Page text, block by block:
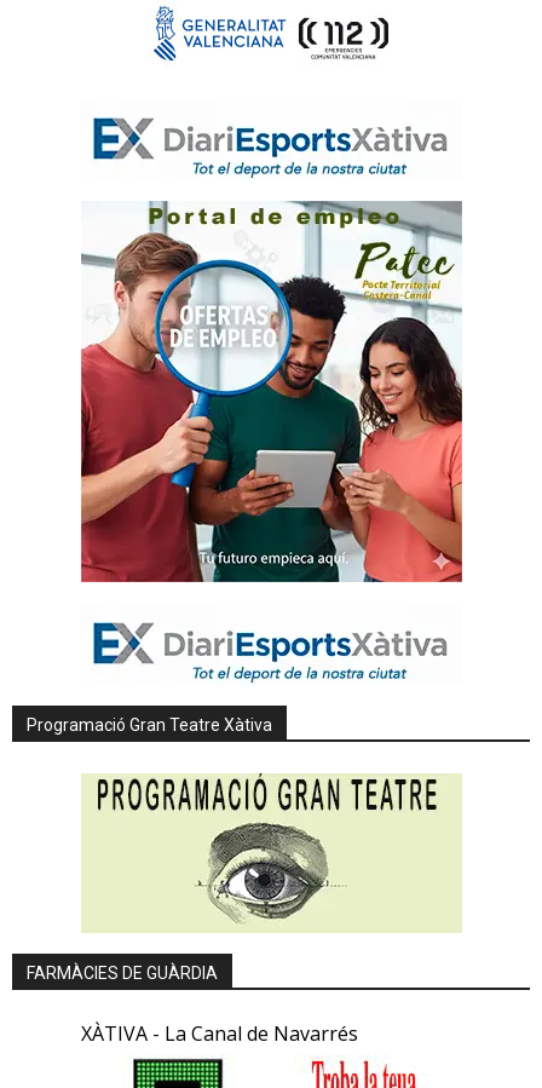
Programació Gran Teatre Xàtiva
FARMÀCIES DE GUÀRDIA
XÀTIVA - La Canal de Navarrés